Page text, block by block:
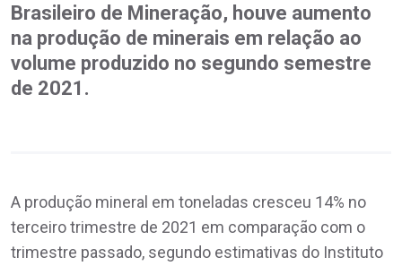
Brasileiro de Mineração, houve aumento
na produção de minerais em relação ao
volume produzido no segundo semestre
de 2021.
A produção mineral em toneladas cresceu 14% no
terceiro trimestre de 2021 em comparação com o
trimestre passado, segundo estimativas do Instituto